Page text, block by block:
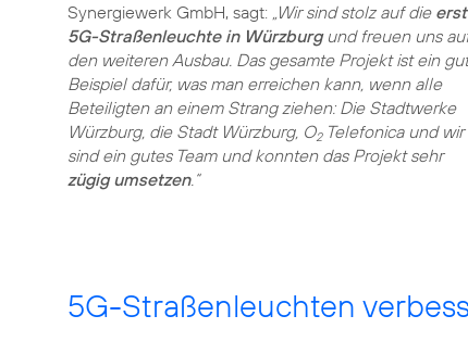
Synergiewerk GmbH, sagt: „Wir sind stolz auf die
5G-Straßenleuchte in Würzburgund freuen uns
den weiteren Ausbau. Das gesamte Projekt ist ein
Beispiel dafür, was man erreichen kann, wenn alle
Beteiligten an einem Strang ziehen: Die Stadtwerke
Würzburg, die Stadt Würzburg, O2Telefonica und wir
sind ein gutes Team und konnten das Projekt sehr
zügig umsetzen.“
5G-Straßenleuchten